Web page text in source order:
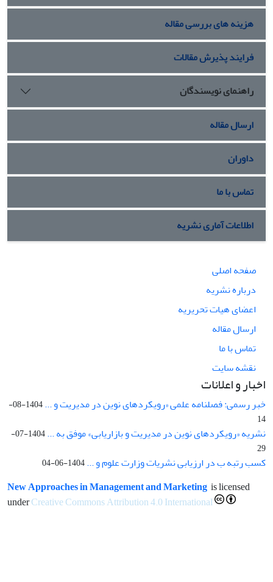
هزینه های بررسی مقاله
فرایند پذیرش مقالات
راهنمای نویسندگان
ارسال مقاله
داوران
تماس با ما
اطلاعات آماری نشریه
صفحه اصلی
درباره نشریه
اعضای هیات تحریریه
ارسال مقاله
تماس با ما
نقشه سایت
اخبار و اعلانات
خبر رسمی: فصلنامه علمی «رویکردهای نوین در مدیریت و ...
1404-08-
14
نشریه «رویکردهای نوین در مدیریت و بازاریابی» موفق به ...
1404-07-
29
کسب رتبه ب در ارزیابی نشریات وزارت علوم و ...1404-06-04
New Approaches in Management and Marketing is licensed
underCreative Commons Attribution 4.0 International